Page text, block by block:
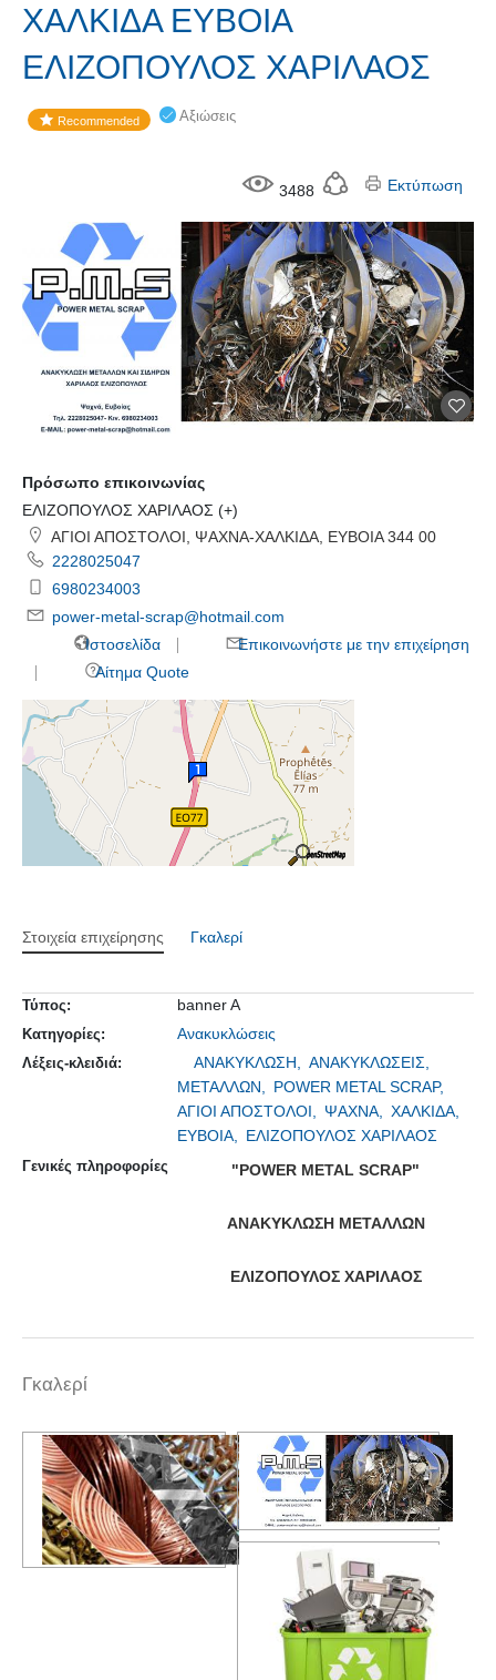
ΧΑΛΚΙΔΑ ΕΥΒΟΙΑ
ΕΛΙΖΟΠΟΥΛΟΣ ΧΑΡΙΛΑΟΣ
Recommended Αξιώσεις
3488 Εκτύπωση
Πρόσωπο επικοινωνίας
ΕΛΙΖΟΠΟΥΛΟΣ ΧΑΡΙΛΑΟΣ (+)
ΑΓΙΟΙ ΑΠΟΣΤΟΛΟΙ, ΨΑΧΝΑ-ΧΑΛΚΙΔΑ, ΕΥΒΟΙΑ 344 00
2228025047
6980234003
power-metal-scrap@hotmail.com
Ιστοσελίδα
Επικοινωνήστε με την επιχείρηση
Αίτημα Quote
Στοιχεία επιχείρησης Γκαλερί
Τύπος: banner A
Κατηγορίες: Ανακυκλώσεις
Λέξεις-κλειδιά: ΑΝΑΚΥΚΛΩΣΗ,
ΑΝΑΚΥΚΛΩΣΕΙΣ,
ΜΕΤΑΛΛΩΝ,
POWER METAL SCRAP,
ΑΓΙΟΙ ΑΠΟΣΤΟΛΟΙ,
ΨΑΧΝΑ,
ΧΑΛΚΙΔΑ,
ΕΥΒΟΙΑ,
ΕΛΙΖΟΠΟΥΛΟΣ ΧΑΡΙΛΑΟΣ
Γενικές πληροφορίες "POWER METAL SCRAP"
ΑΝΑΚΥΚΛΩΣΗ ΜΕΤΑΛΛΩΝ
ΕΛΙΖΟΠΟΥΛΟΣ ΧΑΡΙΛΑΟΣ
Γκαλερί